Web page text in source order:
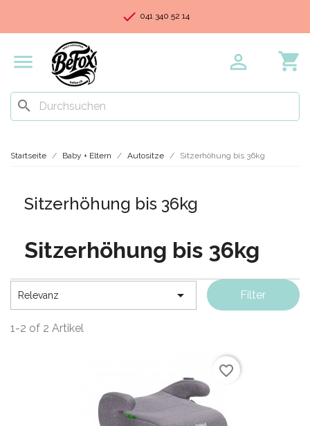
check 041 340 52 14
 shopping_cart

search
Startseite Baby + Eltern Autositze Sitzerhöhung bis 36kg
Sitzerhöhung bis 36kg
Sitzerhöhung bis 36kg
Relevanz  Filter
1-2 of 2 Artikel
favorite_border